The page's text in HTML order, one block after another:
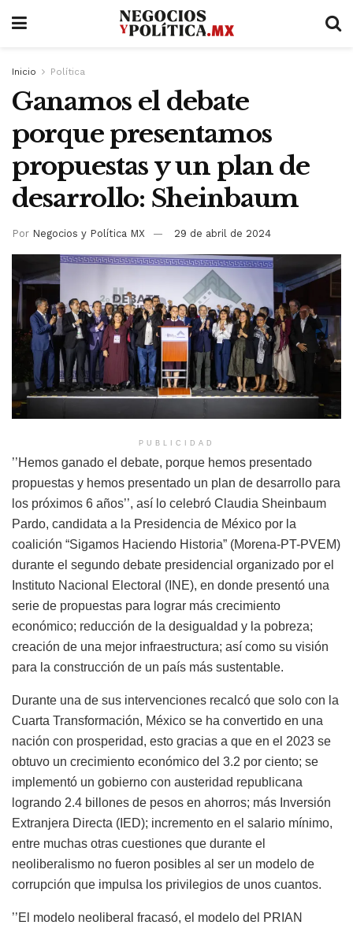
Inicio Política
Ganamos el debate
porque presentamos
propuestas y un plan de
desarrollo: Sheinbaum
Por Negocios y Política MX 29 de abril de 2024
PUBLICIDAD
’’Hemos ganado el debate, porque hemos presentado
propuestas y hemos presentado un plan de desarrollo para
los próximos 6 años’’, así lo celebró Claudia Sheinbaum
Pardo, candidata a la Presidencia de México por la
coalición “Sigamos Haciendo Historia” (Morena-PT-PVEM)
durante el segundo debate presidencial organizado por el
Instituto Nacional Electoral (INE), en donde presentó una
serie de propuestas para lograr más crecimiento
económico; reducción de la desigualdad y la pobreza;
creación de una mejor infraestructura; así como su visión
para la construcción de un país más sustentable.
Durante una de sus intervenciones recalcó que solo con la
Cuarta Transformación, México se ha convertido en una
nación con prosperidad, esto gracias a que en el 2023 se
obtuvo un crecimiento económico del 3.2 por ciento; se
implementó un gobierno con austeridad republicana
logrando 2.4 billones de pesos en ahorros; más Inversión
Extranjera Directa (IED); incremento en el salario mínimo,
entre muchas otras cuestiones que durante el
neoliberalismo no fueron posibles al ser un modelo de
corrupción que impulsa los privilegios de unos cuantos.
’’El modelo neoliberal fracasó, el modelo del PRIAN